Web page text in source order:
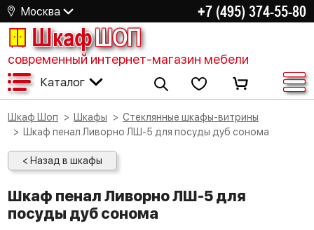
Москва +7 (495) 374-55-80
ШкафШОП
современный интернет-магазин мебели
Каталог
Шкаф Шоп Шкафы
Стеклянные шкафы-витрины
Шкаф пенал Ливорно ЛШ-5 для посуды дуб сонома
< Назад в шкафы
Шкаф пенал Ливорно ЛШ-5 для
посуды дуб сонома